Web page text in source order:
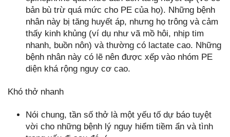
bản bù trừ quá mức cho PE của họ). Những bệnh
nhân này bị tăng huyết áp, nhưng họ trông và cảm
thấy kinh khủng (ví dụ như vã mồ hôi, nhịp tim
nhanh, buồn nôn) và thường có lactate cao. Những
bệnh nhân này có lẽ nên được xếp vào nhóm PE
diện khá rộng nguy cơ cao.
Khó thở nhanh
Nói chung, tần số thở là một yếu tố dự báo tuyệt
vời cho những bệnh lý nguy hiểm tiềm ẩn và tình